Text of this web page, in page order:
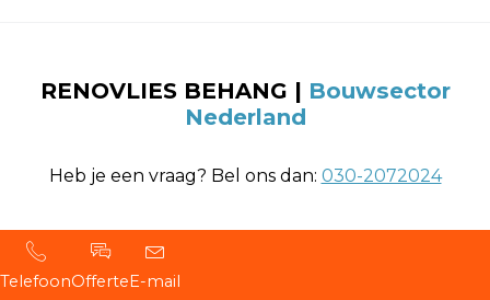
RENOVLIES BEHANG | Bouwsector
Nederland
Heb je een vraag? Bel ons dan: 030-2072024
TelefoonOfferteE-mail